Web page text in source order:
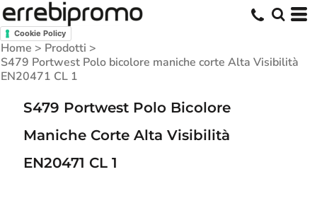
Cookie Policy
Home > Prodotti >
S479 Portwest Polo bicolore maniche corte Alta Visibilità
EN20471 CL 1
S479 Portwest Polo Bicolore
Maniche Corte Alta Visibilità
EN20471 CL 1